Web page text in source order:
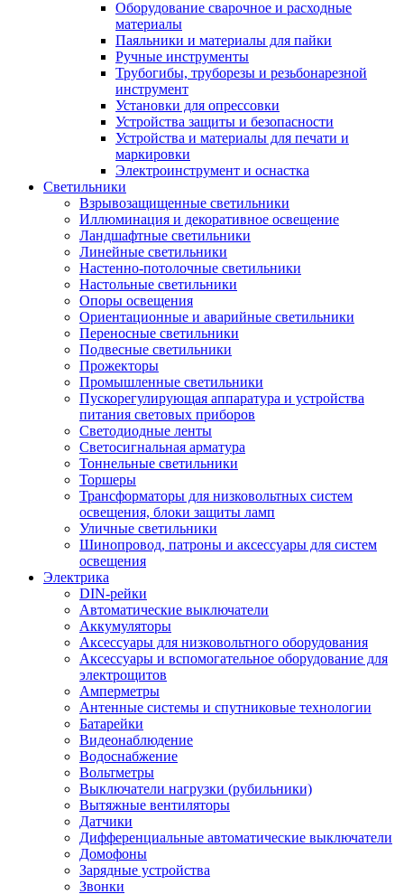
Оборудование сварочное и расходные
материалы
Паяльники и материалы для пайки
Ручные инструменты
Трубогибы, труборезы и резьбонарезной
инструмент
Установки для опрессовки
Устройства защиты и безопасности
Устройства и материалы для печати и
маркировки
Электроинструмент и оснастка
Светильники
Взрывозащищенные светильники
Иллюминация и декоративное освещение
Ландшафтные светильники
Линейные светильники
Настенно-потолочные светильники
Настольные светильники
Опоры освещения
Ориентационные и аварийные светильники
Переносные светильники
Подвесные светильники
Прожекторы
Промышленные светильники
Пускорегулирующая аппаратура и устройства
питания световых приборов
Светодиодные ленты
Светосигнальная арматура
Тоннельные светильники
Торшеры
Трансформаторы для низковольтных систем
освещения, блоки защиты ламп
Уличные светильники
Шинопровод, патроны и аксессуары для систем
освещения
Электрика
DIN-рейки
Автоматические выключатели
Аккумуляторы
Аксессуары для низковольтного оборудования
Аксессуары и вспомогательное оборудование для
электрощитов
Амперметры
Антенные системы и спутниковые технологии
Батарейки
Видеонаблюдение
Водоснабжение
Вольтметры
Выключатели нагрузки (рубильники)
Вытяжные вентиляторы
Датчики
Дифференциальные автоматические выключатели
Домофоны
Зарядные устройства
Звонки